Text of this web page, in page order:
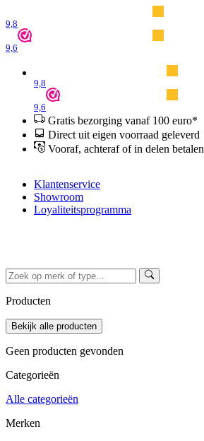
9,8
9,6
9,8
9,6
Gratis bezorging vanaf 100 euro*
Direct uit eigen voorraad geleverd
Vooraf, achteraf of in delen betalen
Klantenservice
Showroom
Loyaliteitsprogramma
Producten
Geen producten gevonden
Categorieën
Alle categorieën
Merken